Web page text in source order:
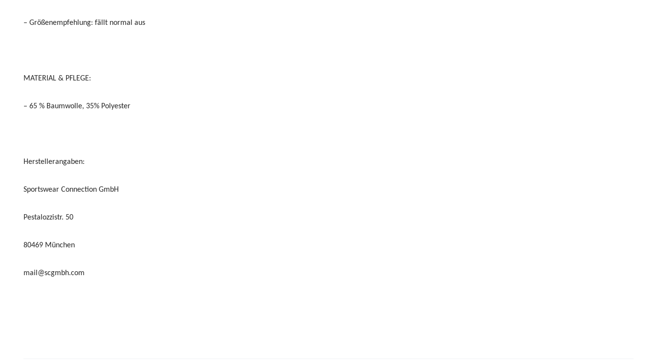
– Größenempfehlung: fällt normal aus
MATERIAL & PFLEGE:
– 65 % Baumwolle, 35% Polyester
Herstellerangaben:
Sportswear Connection GmbH
Pestalozzistr. 50
80469 München
mail@scgmbh.com